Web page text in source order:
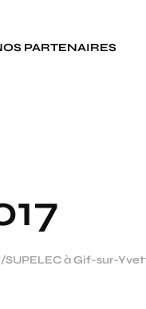
PARTENAIRES
SUPELEC à Gif-sur-